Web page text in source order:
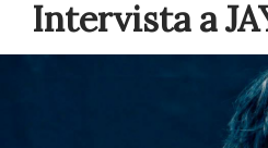
Intervista a